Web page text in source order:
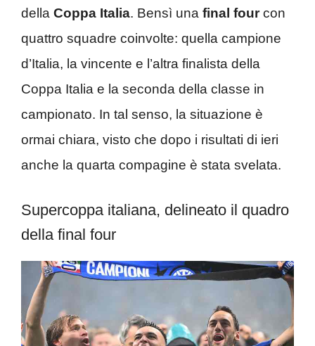
della Coppa Italia. Bensì una final fourcon
quattro squadre coinvolte: quella campione
d’Italia, la vincente e l’altra finalista della
Coppa Italia e la seconda della classe in
campionato. In tal senso, la situazione è
ormai chiara, visto che dopo i risultati di ieri
anche la quarta compagine è stata svelata.
Supercoppa italiana, delineato il quadro
della final four